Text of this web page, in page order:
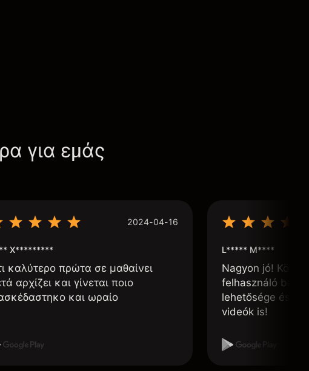
για εμάς
2024-04-16
X*********
καλύτερο πρώτα σε μαθαίνει
αρχίζει και γίνεται ποιο
και ωραίο
L***** M****
Nagyon jó!
felhasználó
lehetősége és,
videók is!